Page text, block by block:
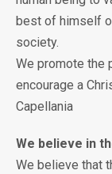
best of himself
society.
We promote the
encourage a
Capellania
We believe in
We believe that